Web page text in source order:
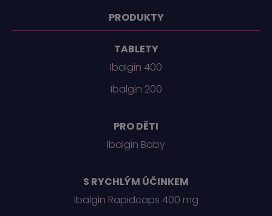
PRODUKTY
TABLETY
Ibalgin 400
Ibalgin 200
PRO DĚTI
Ibalgin Baby
S RYCHLÝM ÚČINKEM
Ibalgin Rapidcaps 400 mg